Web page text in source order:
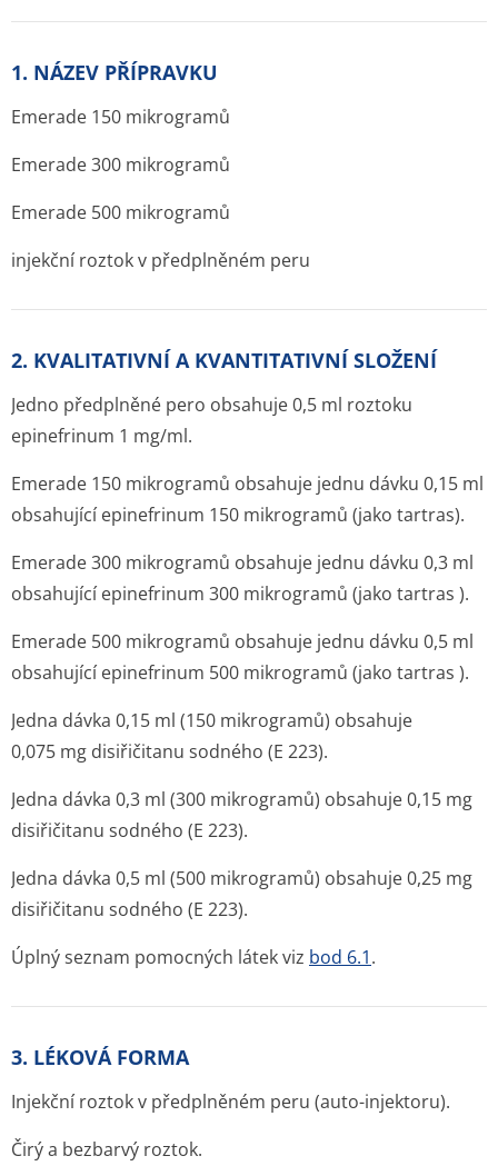
1. NÁZEV PŘÍPRAVKU
Emerade 150 mikrogramů
Emerade 300 mikrogramů
Emerade 500 mikrogramů
injekční roztok v předplněném peru
2. KVALITATIVNÍ A KVANTITATIVNÍ SLOŽENÍ
Jedno předplněné pero obsahuje 0,5 ml roztoku
epinefrinum 1 mg/ml.
Emerade 150 mikrogramů obsahuje jednu dávku 0,15 ml
obsahující epinefrinum 150 mikrogramů (jako tartras).
Emerade 300 mikrogramů obsahuje jednu dávku 0,3 ml
obsahující epinefrinum 300 mikrogramů (jako tartras ).
Emerade 500 mikrogramů obsahuje jednu dávku 0,5 ml
obsahující epinefrinum 500 mikrogramů (jako tartras ).
Jedna dávka 0,15 ml (150 mikrogramů) obsahuje
0,075 mg disiřičitanu sodného (E 223).
Jedna dávka 0,3 ml (300 mikrogramů) obsahuje 0,15 mg
disiřičitanu sodného (E 223).
Jedna dávka 0,5 ml (500 mikrogramů) obsahuje 0,25 mg
disiřičitanu sodného (E 223).
Úplný seznam pomocných látek viz bod 6.1.
3. LÉKOVÁ FORMA
Injekční roztok v předplněném peru (auto-injektoru).
Čirý a bezbarvý roztok.